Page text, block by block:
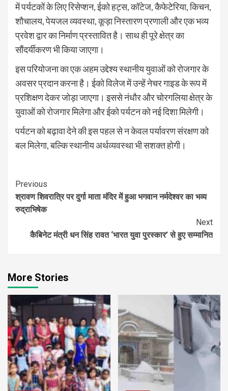
में पर्यटकों के लिए रिसेप्शन, ईको हट्स, कॉटेज, कैफेटेरिया, किचन,
शौचालय, पेयजल व्यवस्था, कूड़ा निस्तारण प्रणाली और एक भव्य
प्रवेश द्वार का निर्माण प्रस्तावित है। साथ ही पूरे क्षेत्र का
सौंदर्यीकरण भी किया जाएगा।
इस परियोजना का एक अहम उद्देश्य स्थानीय युवाओं को रोजगार के
अवसर प्रदान करना है। ईको विलेज में उन्हें नेचर गाइड के रूप में
प्रशिक्षण देकर जोड़ा जाएगा। इससे नंधौर और चोरगलिया क्षेत्र के
युवाओं को रोजगार मिलेगा और ईको पर्यटन को नई दिशा मिलेगी।
पर्यटन को बढ़ावा देने की इस पहल से न केवल पर्यावरण संरक्षण को
बल मिलेगा, बल्कि स्थानीय अर्थव्यवस्था भी सशक्त होगी।
Continue
Reading
Previous
श्रावण शिवरात्रि पर दुर्गा माता मंदिर में हुआ भगवान नर्मदेश्वर का भव्य
रुद्राभिषेक
Next
कैबिनेट मंत्री धन सिंह रावत ‘भारत युवा पुरस्कार’ से हुए सम्मानित
More Stories